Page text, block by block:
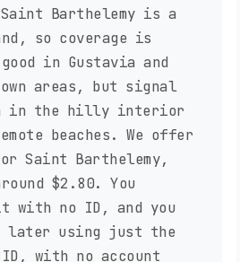
Barthelemy is a
so coverage is
in Gustavia and
areas, but signal
in the hilly interior
beaches. We offer
Saint Barthelemy,
$2.80. You
with no ID, and you
later using just the
with no account